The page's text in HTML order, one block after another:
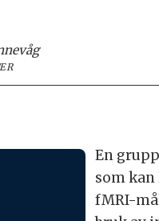
En
som kan
fMRI-